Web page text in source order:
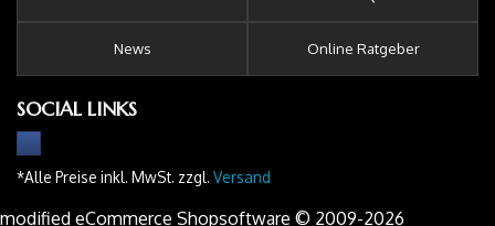
News Online Ratgeber
SOCIAL LINKS
*Alle Preise inkl. MwSt. zzgl. Versand
modified eCommerce Shopsoftware © 2009-2026